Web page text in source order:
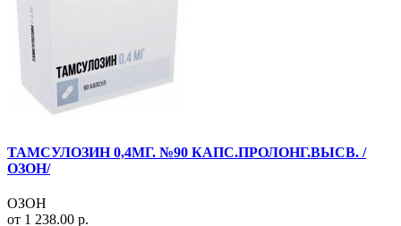
ТАМСУЛОЗИН 0,4МГ. №90 КАПС.ПРОЛОНГ.ВЫСВ. /
ОЗОН/
ОЗОН
от 1 238.00 р.